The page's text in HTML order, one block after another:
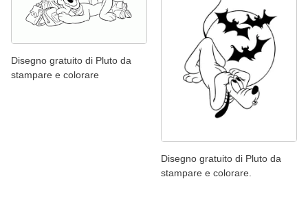
Disegno gratuito di Pluto da
stampare e colorare
Disegno gratuito di Pluto da
stampare e colorare.